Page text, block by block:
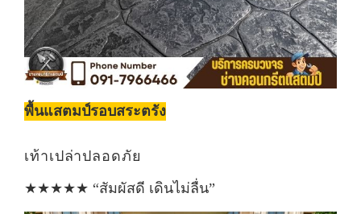
พื้นแสตมป์รอบสระตรัง
เท้าเปล่าปลอดภัย
★★★★★ “สัมผัสดี เดินไม่ลื่น”